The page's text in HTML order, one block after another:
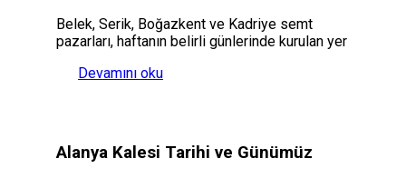
Belek, Serik, Boğazkent ve Kadriye semt
pazarları, haftanın belirli günlerinde kurulan yer
Devamını oku
Alanya Kalesi Tarihi ve Günümüz